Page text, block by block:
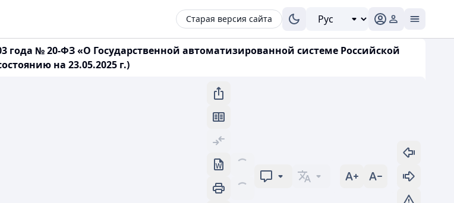
Старая версия сайта
года № 20-ФЗ «О Государственной автоматизированной системе Российской
на 23.05.2025 г.)